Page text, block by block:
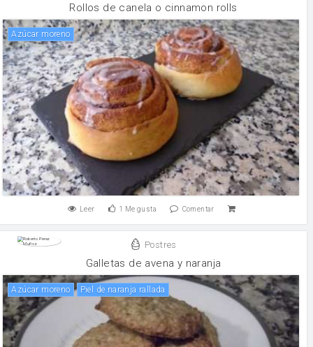
Rollos de canela o cinnamon rolls
Azúcar moreno
Leer 1 Me gusta Comentar
Postres
Galletas de avena y naranja
Azúcar moreno Piel de naranja rallada